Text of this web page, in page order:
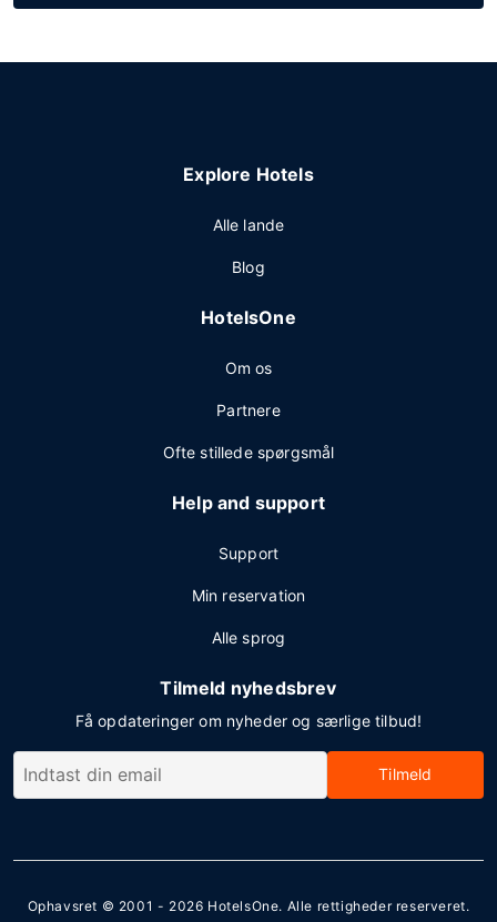
Explore Hotels
Alle lande
Blog
HotelsOne
Om os
Partnere
Ofte stillede spørgsmål
Help and support
Support
Min reservation
Alle sprog
Tilmeld nyhedsbrev
Få opdateringer om nyheder og særlige tilbud!
Tilmeld
Ophavsret © 2001 - 2026 HotelsOne. Alle rettigheder reserveret.